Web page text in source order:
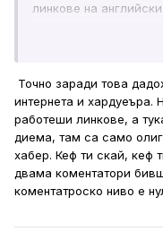
линкове на
стар SopCast, но и
Точно заради това
интернета и хардуеъра.
работеши линкове, а
диема, там са само
хабер. Кеф ти скай, кеф
двама коментатори
коментатроско ниво е